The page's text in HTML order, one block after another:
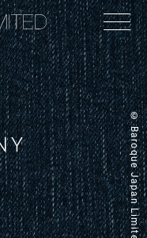
© Baroque Japan Limited.